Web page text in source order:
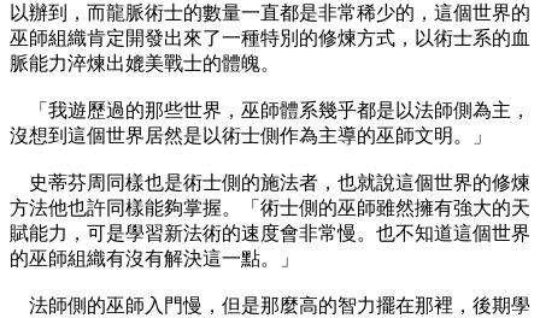
以辦到，而龍脈術士的數量一直都是非常稀少的，這個世界的
巫師組織肯定開發出來了一種特別的修煉方式，以術士系的血
脈能力淬煉出媲美戰士的體魄。
「我遊歷過的那些世界，巫師體系幾乎都是以法師側為主，
沒想到這個世界居然是以術士側作為主導的巫師文明。」
史蒂芬周同樣也是術士側的施法者，也就說這個世界的修煉
方法他也許同樣能夠掌握。「術士側的巫師雖然擁有強大的天
賦能力，可是學習新法術的速度會非常慢。也不知道這個世界
的巫師組織有沒有解決這一點。」
法師側的巫師入門慢，但是那麼高的智力擺在那裡，後期學